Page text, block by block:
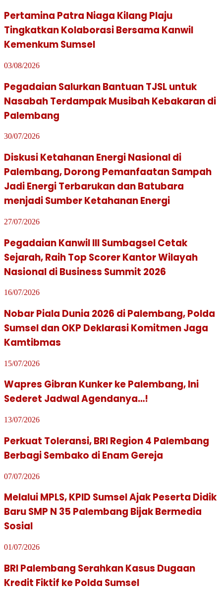
Pertamina Patra Niaga Kilang Plaju
Tingkatkan Kolaborasi Bersama Kanwil
Kemenkum Sumsel
03/08/2026
Pegadaian Salurkan Bantuan TJSL untuk
Nasabah Terdampak Musibah Kebakaran di
Palembang
30/07/2026
Diskusi Ketahanan Energi Nasional di
Palembang, Dorong Pemanfaatan Sampah
Jadi Energi Terbarukan dan Batubara
menjadi Sumber Ketahanan Energi
27/07/2026
Pegadaian Kanwil III Sumbagsel Cetak
Sejarah, Raih Top Scorer Kantor Wilayah
Nasional di Business Summit 2026
16/07/2026
Nobar Piala Dunia 2026 di Palembang, Polda
Sumsel dan OKP Deklarasi Komitmen Jaga
Kamtibmas
15/07/2026
Wapres Gibran Kunker ke Palembang, Ini
Sederet Jadwal Agendanya…!
13/07/2026
Perkuat Toleransi, BRI Region 4 Palembang
Berbagi Sembako di Enam Gereja
07/07/2026
Melalui MPLS, KPID Sumsel Ajak Peserta Didik
Baru SMP N 35 Palembang Bijak Bermedia
Sosial
01/07/2026
BRI Palembang Serahkan Kasus Dugaan
Kredit Fiktif ke Polda Sumsel